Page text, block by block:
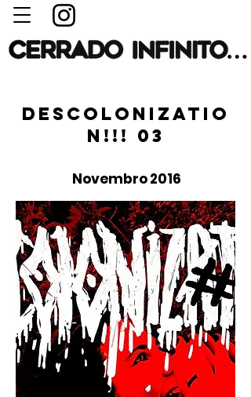
DESCOLONIZATIO
N!!! 03
Novembro 2016